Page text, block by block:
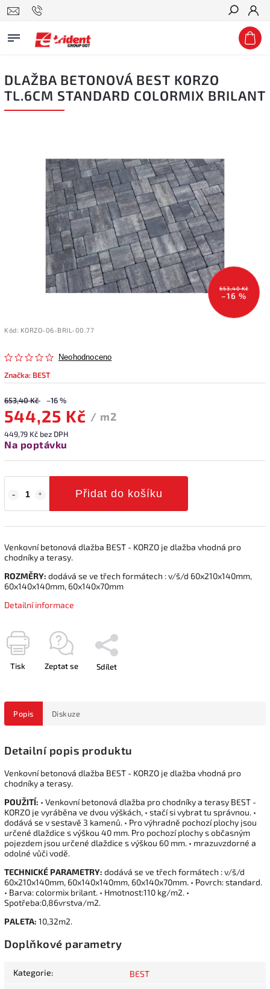
Hledat
DLAŽBA BETONOVÁ BEST KORZO
TL.6CM STANDARD COLORMIX BRILANT
653,40 Kč
–16 %
Kód: KORZO-06-BRIL-00.77
Neohodnoceno
Značka: BEST
653,40 Kč –16 %
544,25 Kč / m2
449,79 Kč bez DPH
Na poptávku
Přidat do košíku
Venkovní betonová dlažba BEST - KORZO je dlažba vhodná pro
chodníky a terasy.
ROZMĚRY: dodává se ve třech formátech : v/š/d 60x210x140mm,
60x140x140mm, 60x140x70mm
Detailní informace
Tisk Zeptat se Sdílet
Popis Diskuze
Detailní popis produktu
Venkovní betonová dlažba BEST - KORZO je dlažba vhodná pro
chodníky a terasy.
POUŽITÍ: • Venkovní betonová dlažba pro chodníky a terasy BEST -
KORZO je vyráběna ve dvou výškách, • stačí si vybrat tu správnou. •
dodává se v sestavě 3 kamenů. • Pro výhradně pochozí plochy jsou
určené dlaždice s výškou 40 mm. Pro pochozí plochy s občasným
pojezdem jsou určené dlaždice s výškou 60 mm. • mrazuvzdorné a
odolné vůči vodě.
TECHNICKÉ PARAMETRY: dodává se ve třech formátech : v/š/d
60x210x140mm, 60x140x140mm, 60x140x70mm. • Povrch: standard.
• Barva: colormix brilant. • Hmotnost:110 kg/m2. •
Spotřeba:0,86vrstva/m2.
PALETA: 10,32m2.
Doplňkové parametry
Kategorie: BEST